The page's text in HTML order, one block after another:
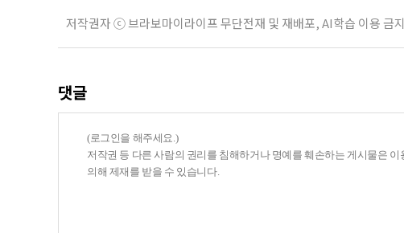
저작권자 ⓒ 브라보마이라이프 무단전재 및 재배포, AI학습 이용 금지
댓글